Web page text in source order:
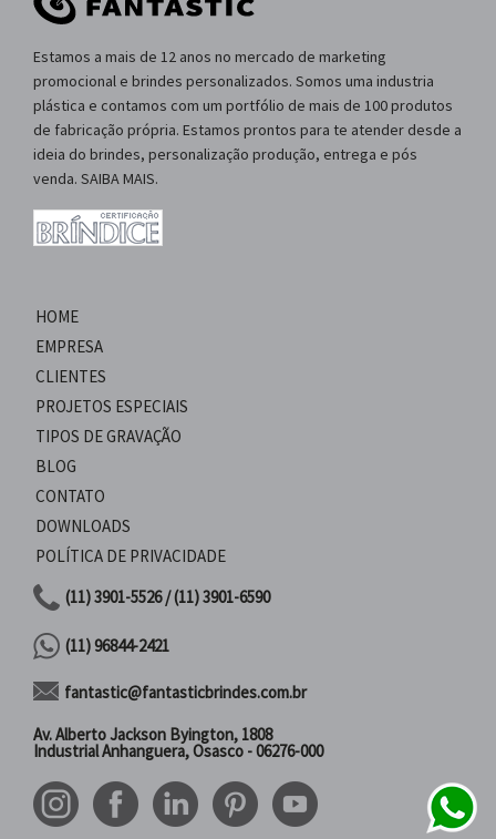
Estamos a mais de 12 anos no mercado de marketing
promocional e brindes personalizados. Somos uma industria
plástica e contamos com um portfólio de mais de 100 produtos
de fabricação própria. Estamos prontos para te atender desde a
ideia do brindes, personalização produção, entrega e pós
venda. SAIBA MAIS.
HOME
EMPRESA
CLIENTES
PROJETOS ESPECIAIS
TIPOS DE GRAVAÇÃO
BLOG
CONTATO
DOWNLOADS
POLÍTICA DE PRIVACIDADE
(11) 3901-5526 / (11) 3901-6590
(11) 96844-2421
fantastic@fantasticbrindes.com.br
Av. Alberto Jackson Byington, 1808
Industrial Anhanguera, Osasco - 06276-000